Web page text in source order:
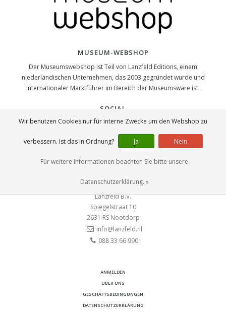
MUSEUM-WEBSHOP
Der Museumswebshop ist Teil von Lanzfeld Editions, einem
niederländischen Unternehmen, das 2003 gegründet wurde und
internationaler Marktführer im Bereich der Museumsware ist.
SOCIAL
KONTAKT
Lanzfeld B.V.
Spiegelstraat 10
2631 RS Nootdorp
info@lanzfeld.nl
088 33 66 990
ANMELDEN
UBER UNS
GESCHÄFTSBEDINGUNGEN
DATENSCHUTZERKLÄRUNG
Wir benutzen Cookies nur für interne Zwecke um den Webshop zu
verbessern. Ist das in Ordnung? Ja Nein
Für weitere Informationen beachten Sie bitte unsere
Datenschutzerklärung. »